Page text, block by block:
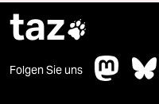
taz
Folgen Sie uns